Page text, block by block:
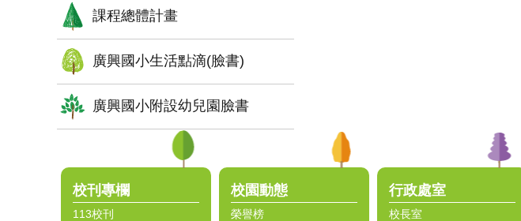
課程總體計畫
廣興國小生活點滴(臉書)
廣興國小附設幼兒園臉書
校刊專欄
113校刊
校園動態
榮譽榜
行政處室
校長室